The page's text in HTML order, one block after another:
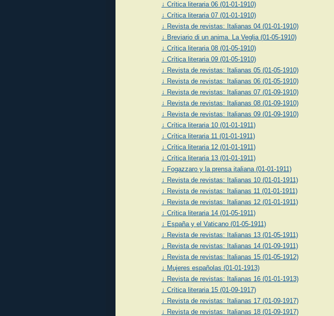
↓ Crítica literaria 06 (01-01-1910)
↓ Crítica literaria 07 (01-01-1910)
↓ Revista de revistas: Italianas 04 (01-01-1910)
↓ Breviario di un anima. La Veglia (01-05-1910)
↓ Crítica literaria 08 (01-05-1910)
↓ Crítica literaria 09 (01-05-1910)
↓ Revista de revistas: Italianas 05 (01-05-1910)
↓ Revista de revistas: Italianas 06 (01-05-1910)
↓ Revista de revistas: Italianas 07 (01-09-1910)
↓ Revista de revistas: Italianas 08 (01-09-1910)
↓ Revista de revistas: Italianas 09 (01-09-1910)
↓ Crítica literaria 10 (01-01-1911)
↓ Crítica literaria 11 (01-01-1911)
↓ Crítica literaria 12 (01-01-1911)
↓ Crítica literaria 13 (01-01-1911)
↓ Fogazzaro y la prensa italiana (01-01-1911)
↓ Revista de revistas: Italianas 10 (01-01-1911)
↓ Revista de revistas: Italianas 11 (01-01-1911)
↓ Revista de revistas: Italianas 12 (01-01-1911)
↓ Crítica literaria 14 (01-05-1911)
↓ España y el Vaticano (01-05-1911)
↓ Revista de revistas: Italianas 13 (01-05-1911)
↓ Revista de revistas: Italianas 14 (01-09-1911)
↓ Revista de revistas: Italianas 15 (01-05-1912)
↓ Mujeres españolas (01-01-1913)
↓ Revista de revistas: Italianas 16 (01-01-1913)
↓ Crítica literaria 15 (01-09-1917)
↓ Revista de revistas: Italianas 17 (01-09-1917)
↓ Revista de revistas: Italianas 18 (01-09-1917)